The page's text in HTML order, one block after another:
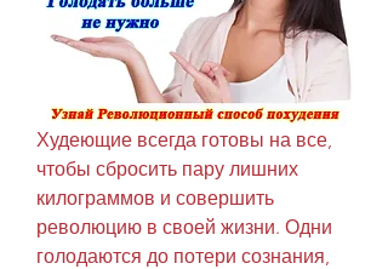
Худеющие всегда готовы на все,
чтобы сбросить пару лишних
килограммов и совершить
революцию в своей жизни. Одни
голодаются до потери сознания,